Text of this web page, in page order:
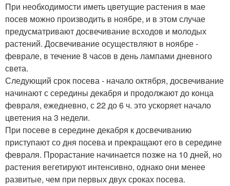
При необходимости иметь цветущие растения в мае
посев можно производить в ноябре, и в этом случае
предусматривают досвечивание всходов и молодых
растений. Досвечивание осуществляют в ноябре -
феврале, в течение 8 часов в день лампами дневного
света.
Следующий срок посева - начало октября, досвечивание
начинают с середины декабря и продолжают до конца
февраля, ежедневно, с 22 до 6 ч. это ускоряет начало
цветения на 3 недели.
При посеве в середине декабря к досвечиванию
приступают со дня посева и прекращают его в середине
февраля. Прорастание начинается позже на 10 дней, но
растения вегетируют интенсивно, однако они менее
развитые, чем при первых двух сроках посева.